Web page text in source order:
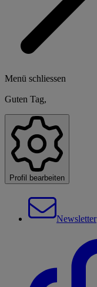
Menü schliessen
Guten Tag,
Profil bearbeiten
Newsletter